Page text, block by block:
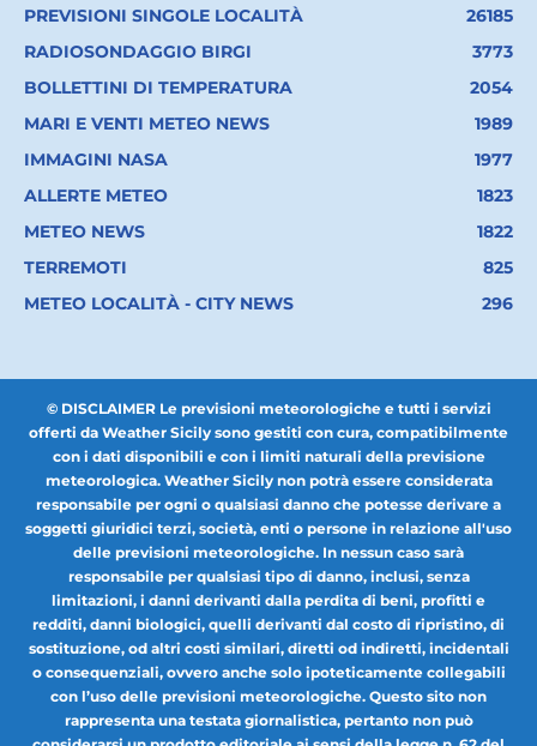
PREVISIONI SINGOLE LOCALITÀ
26185
RADIOSONDAGGIO BIRGI
3773
BOLLETTINI DI TEMPERATURA
2054
MARI E VENTI METEO NEWS
1989
IMMAGINI NASA
1977
ALLERTE METEO
1823
METEO NEWS
1822
TERREMOTI
825
METEO LOCALITÀ - CITY NEWS
296
© DISCLAIMER Le previsioni meteorologiche e tutti i servizi
offerti da Weather Sicily sono gestiti con cura, compatibilmente
con i dati disponibili e con i limiti naturali della previsione
meteorologica. Weather Sicily non potrà essere considerata
responsabile per ogni o qualsiasi danno che potesse derivare a
soggetti giuridici terzi, società, enti o persone in relazione all'uso
delle previsioni meteorologiche. In nessun caso sarà
responsabile per qualsiasi tipo di danno, inclusi, senza
limitazioni, i danni derivanti dalla perdita di beni, profitti e
redditi, danni biologici, quelli derivanti dal costo di ripristino, di
sostituzione, od altri costi similari, diretti od indiretti, incidentali
o consequenziali, ovvero anche solo ipoteticamente collegabili
con l’uso delle previsioni meteorologiche. Questo sito non
rappresenta una testata giornalistica, pertanto non può